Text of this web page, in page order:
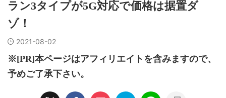
ラン3タイプが5G対応で価格は据置ダ
ゾ！
2021-08-02
※[PR]本ページはアフィリエイトを含みますので、
予めご了承下さい。